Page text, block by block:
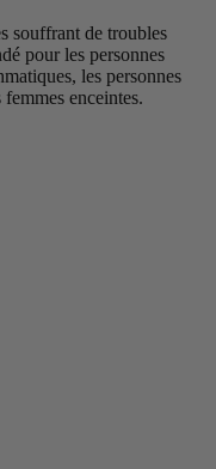
souffrant de troubles
pour les personnes
les personnes
enceintes.